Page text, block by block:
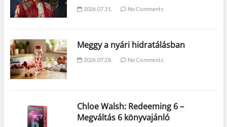
2026.07.31. No Comments
Meggy a nyári hidratálásban
2026.07.28. No Comments
Chloe Walsh: Redeeming 6 –
Megváltás 6 könyvajánló